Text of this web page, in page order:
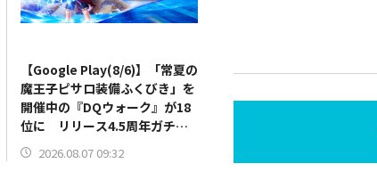
【Google Play(8/6)】「常夏の
魔王子ピサロ装備ふくびき」を
開催中の『DQウォーク』が18
位に リリース4.5周年ガチャ
を実施中の『ヘブバン』は26位
に上昇
2026.08.07 09:32